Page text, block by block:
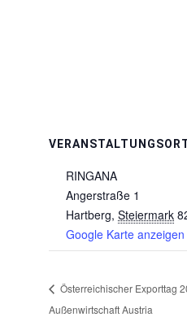
RINGANA
Angerstraße 1
Hartberg, Steiermark
Google Karte anzeigen
Österreichischer Exporttag
Außenwirtschaft Austria